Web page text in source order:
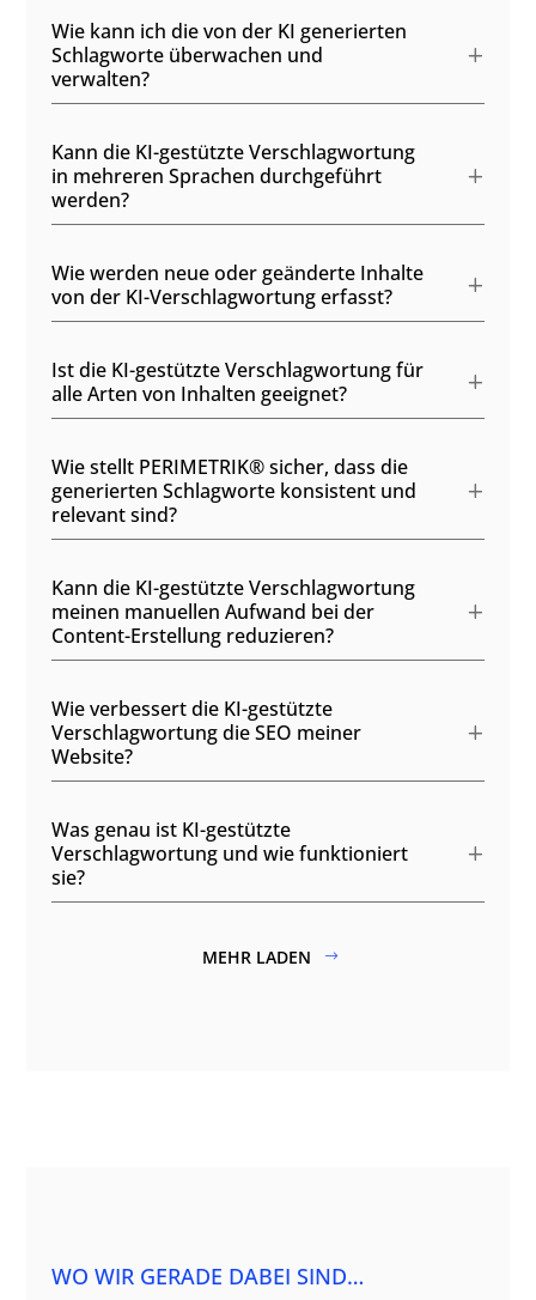
Wie kann ich die von der KI generierten
Schlagworte überwachen und
verwalten?
Kann die KI-gestützte Verschlagwortung
in mehreren Sprachen durchgeführt
werden?
Wie werden neue oder geänderte Inhalte
von der KI-Verschlagwortung erfasst?
Ist die KI-gestützte Verschlagwortung für
alle Arten von Inhalten geeignet?
Wie stellt PERIMETRIK® sicher, dass die
generierten Schlagworte konsistent und
relevant sind?
Kann die KI-gestützte Verschlagwortung
meinen manuellen Aufwand bei der
Content-Erstellung reduzieren?
Wie verbessert die KI-gestützte
Verschlagwortung die SEO meiner
Website?
Was genau ist KI-gestützte
Verschlagwortung und wie funktioniert
sie?
MEHR LADEN
WO WIR GERADE DABEI SIND…